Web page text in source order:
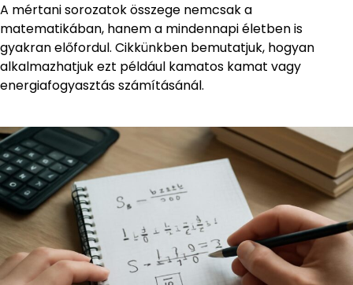
A mértani sorozatok összege nemcsak a
matematikában, hanem a mindennapi életben is
gyakran előfordul. Cikkünkben bemutatjuk, hogyan
alkalmazhatjuk ezt például kamatos kamat vagy
energiafogyasztás számításánál.